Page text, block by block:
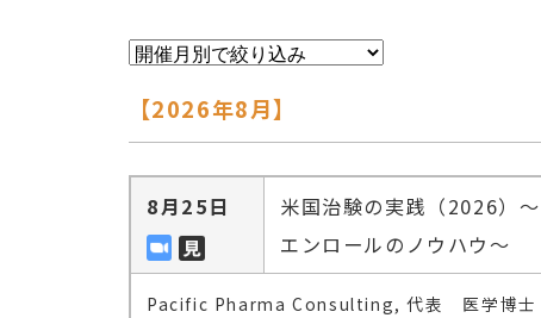
【2026年8月】
8月25日
米国治験の実践（2026）
エンロールのノウハウ～
Pacific Pharma Consulting, 代表 医学博士